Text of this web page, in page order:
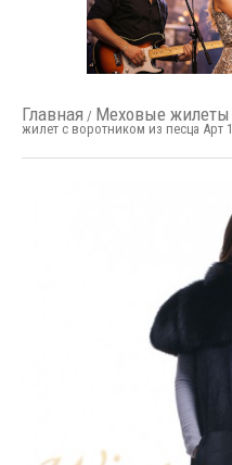
Главная / Меховые жилеты
жилет с воротником из песца Арт